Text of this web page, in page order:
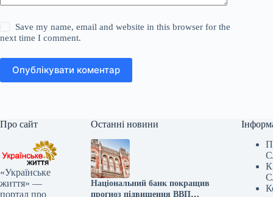
Save my name, email and website in this browser for the
next time I comment.
Опублікувати коментар
Про сайт
«Українське
життя» —
портал про
Останні новини
Національний банк покращив
прогноз підвищення ВВП